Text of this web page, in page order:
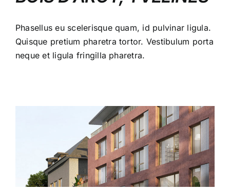
Phasellus eu scelerisque quam, id pulvinar ligula.
Quisque pretium pharetra tortor. Vestibulum porta
neque et ligula fringilla pharetra.